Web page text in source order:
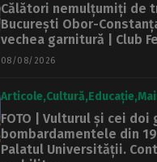
Călători nemulțumiți de
București Obor-
vechea garnitură | Club
08/08/2026
Articole Cultură Educație
FOTO | Vulturul și cei
bombardamentele din
Palatul Universității.